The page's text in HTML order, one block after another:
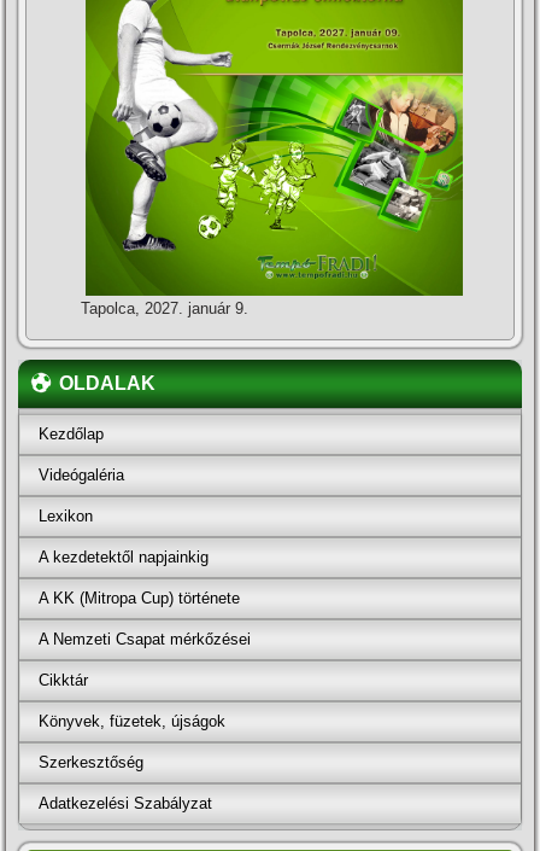
Tapolca, 2027. január 9.
OLDALAK
Kezdőlap
Videógaléria
Lexikon
A kezdetektől napjainkig
A KK (Mitropa Cup) története
A Nemzeti Csapat mérkőzései
Cikktár
Könyvek, füzetek, újságok
Szerkesztőség
Adatkezelési Szabályzat